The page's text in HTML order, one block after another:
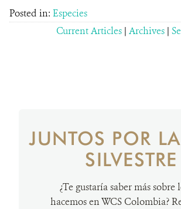
Posted in: Especies
Current Articles | Archives |
JUNTOS POR
SILVESTRE
¿Te gustaría saber más sobre
hacemos en WCS Colombia?